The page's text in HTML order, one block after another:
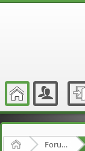
Accueil Forum Francophone de Puppy/Toutou Linux